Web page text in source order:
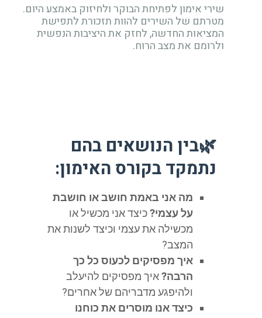
שירי אימון לפתיחת הבוקר ולחיזוק באמצע היום.
מטרתם של השירים להוות תזכורת לתפישת
המציאות החדשה, לחזק את היציבות הנפשית
ולרומם את מצב הרוח.
🌿בין הנושאים בהם
נתמקד בקורס האימון:
מה אני באמת חושב או חושבת
על עצמי?כיצד אני מכשיל או
מכשילה את עצמי וכיצד לשנות את
המצב?
איך מפסיקים לכעוס כל כך
הרבה?איך מפסיקים להיעלב
ולהיפגע מדבריהם של אחרים?
כיצד אנו מוסרים את כוחנו